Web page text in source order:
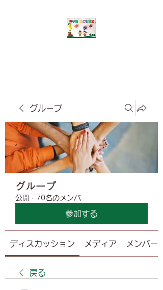
グループ
グループ
公開 · 70名のメンバー
参加する
ディスカッション メディア メンバー
戻る